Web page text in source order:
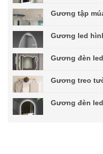
Gương tập
Gương led
Gương đèn
Gương treo
Gương đèn